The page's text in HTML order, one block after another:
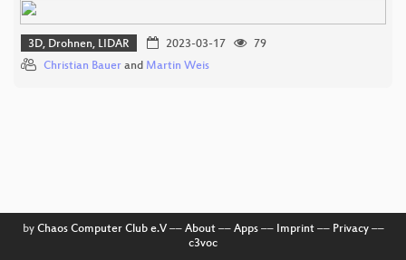
3D, Drohnen, LIDAR 2023-03-17
79
Christian Bauer and Martin Weis
by Chaos Computer Club e.V–– About–– Apps–– Imprint–– Privacy––
c3voc